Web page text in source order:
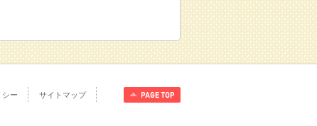
シー サイトマップ